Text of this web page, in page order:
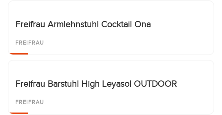
Freifrau Armlehnstuhl Cocktail Ona
FREIFRAU
Freifrau Barstuhl High Leyasol OUTDOOR
FREIFRAU